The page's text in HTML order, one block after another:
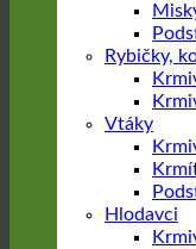
Rybičky,
Vtáky
Hlodavci